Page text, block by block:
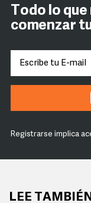
Todo lo
comenzar
Registrarse implica
LEE TAMBIÉN